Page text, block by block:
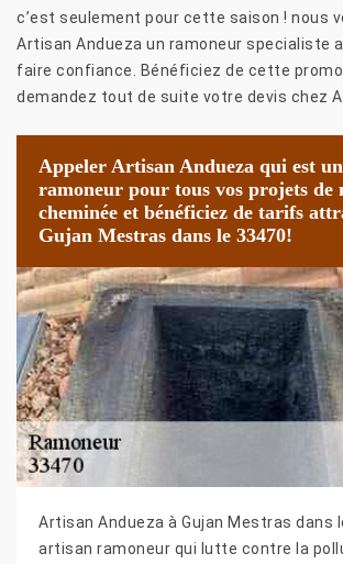
c’est seulement pour cette saison ! nous
Artisan Andueza un ramoneur specialiste
faire confiance. Bénéficiez de cette
demandez tout de suite votre devis chez
Appeler Artisan Andueza qui est
ramoneur pour tous vos projets de
cheminée et bénéficiez de tarifs
Gujan Mestras dans le 33470!
Artisan Andueza à Gujan Mestras dans
artisan ramoneur qui lutte contre la